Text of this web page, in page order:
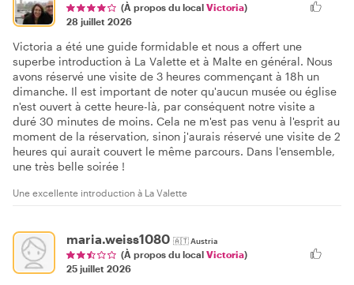
(À propos du local Victoria)
28 juillet 2026
Victoria a été une guide formidable et nous a offert une
superbe introduction à La Valette et à Malte en général. Nous
avons réservé une visite de 3 heures commençant à 18h un
dimanche. Il est important de noter qu'aucun musée ou église
n'est ouvert à cette heure-là, par conséquent notre visite a
duré 30 minutes de moins. Cela ne m'est pas venu à l'esprit au
moment de la réservation, sinon j'aurais réservé une visite de 2
heures qui aurait couvert le même parcours. Dans l'ensemble,
une très belle soirée !
Une excellente introduction à La Valette
maria.weiss1080 🇦🇹Austria
(À propos du local Victoria)
25 juillet 2026